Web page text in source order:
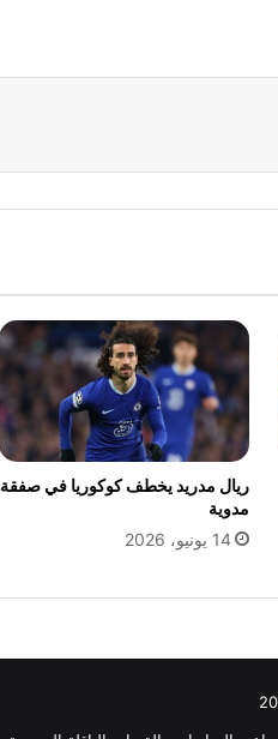
ريال مدريد يخطف كوكوريا في صفقة
مدوية
14 يونيو، 2026